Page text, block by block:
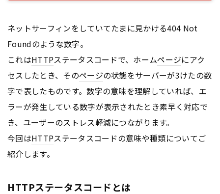
ネットサーフィンをしていてたまに見かける404 Not
Foundのような数字。
これはHTTPステータスコードで、ホームページにアク
セスしたとき、そのページの状態をサーバーが3けたの数
字で表したものです。数字の意味を理解していれば、エ
ラーが発生している数字が表示されたとき素早く対応で
き、ユーザーのストレス軽減につながります。
今回はHTTPステータスコードの意味や種類についてご
紹介します。
HTTPステータスコードとは